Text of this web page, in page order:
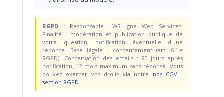
RGPD : Responsable LWS-Ligne Web Services.
Finalité : modération et publication publique de
votre question, notification éventuelle d'une
réponse. Base légale : consentement (art. 6.1.a
RGPD). Conservation des emails : 90 jours après
notification, 12 mois maximum sans réponse. Vous
pouvez exercer vos droits via notre nos CGV -
section RGPD.